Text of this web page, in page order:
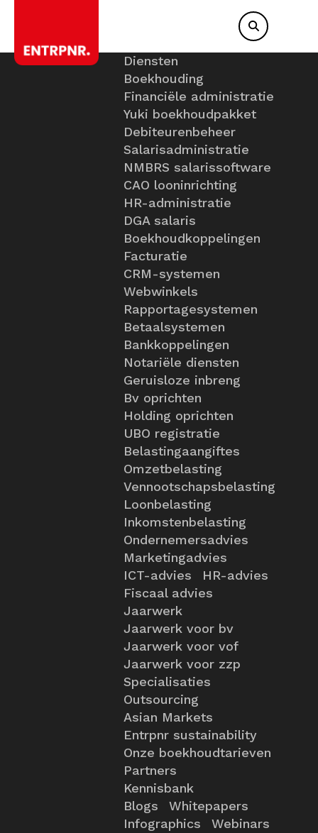
Diensten
Boekhouding
Financiële administratie
Yuki boekhoudpakket
Debiteurenbeheer
Salarisadministratie
NMBRS salarissoftware
CAO looninrichting
HR-administratie
DGA salaris
Boekhoudkoppelingen
Facturatie
CRM-systemen
Webwinkels
Rapportagesystemen
Betaalsystemen
Bankkoppelingen
Notariële diensten
Geruisloze inbreng
Bv oprichten
Holding oprichten
UBO registratie
Belastingaangiftes
Omzetbelasting
Vennootschapsbelasting
Loonbelasting
Inkomstenbelasting
Ondernemersadvies
Marketingadvies
ICT-advies
HR-advies
Fiscaal advies
Jaarwerk
Jaarwerk voor bv
Jaarwerk voor vof
Jaarwerk voor zzp
Specialisaties
Outsourcing
Asian Markets
Entrpnr sustainability
Onze boekhoudtarieven
Partners
Kennisbank
Blogs
Whitepapers
Infographics
Webinars